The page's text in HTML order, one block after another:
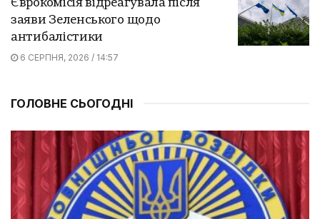
Єврокомісія відреагувала після
заяви Зеленського щодо
антибалістики
6 СЕРПНЯ, 2026 / 14:57
ГОЛОВНЕ СЬОГОДНІ